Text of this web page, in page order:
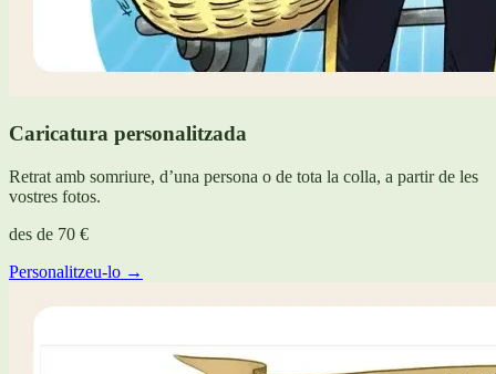
Caricatura personalitzada
Retrat amb somriure, d’una persona o de tota la colla, a partir de les
vostres fotos.
des de 70 €
Personalitzeu-lo →